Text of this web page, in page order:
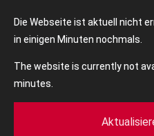
Die Webseite ist aktuell nicht
in einigen Minuten nochmals.
The website is currently not
minutes.